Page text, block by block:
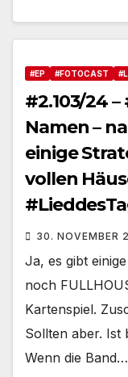
#EP #FOTOCAST
#2.103/24
Namen –
einige
vollen
30. NOVEMBER
Ja, es gibt
noch
Kartenspiel.
Sollten aber. Ist
Wenn die Band…